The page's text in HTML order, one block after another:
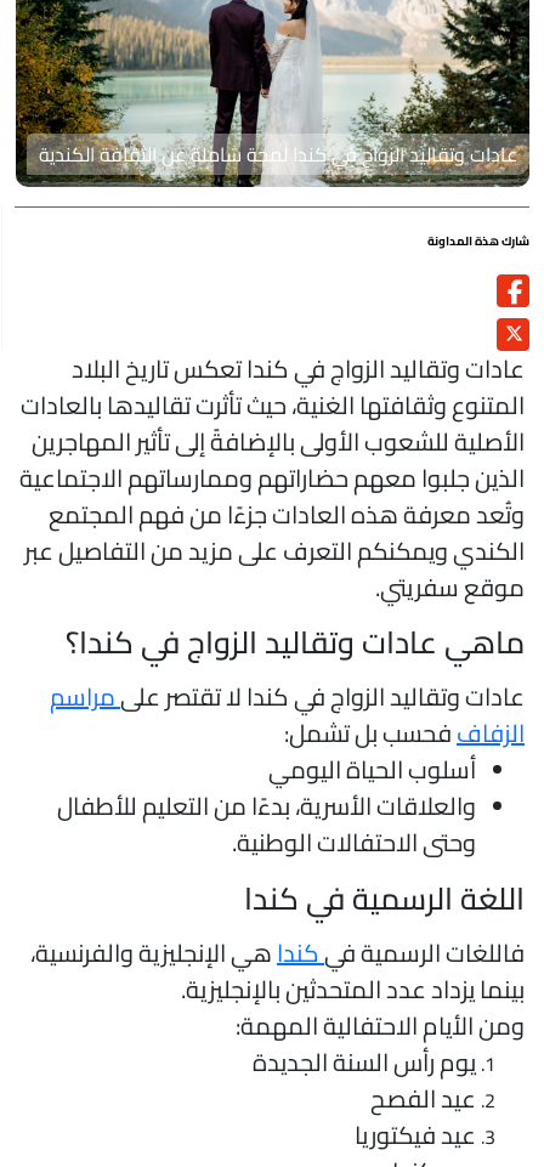
عادات وتقاليد الزواج في كندا لمحة شاملة عن الثقافة الكندية
هذة المداونة
وتقاليد الزواج في كندا تعكس تاريخ البلاد
وثقافتها الغنية، حيث تأثرت تقاليدها بالعادات
للشعوب الأولى بالإضافةً إلى تأثير المهاجرين
جلبوا معهم حضاراتهم وممارساتهم الاجتماعية
معرفة هذه العادات جزءًا من فهم المجتمع
ويمكنكم التعرف على مزيد من التفاصيل عبر
سفريتي.
عادات وتقاليد الزواج في كندا؟
وتقاليد الزواج في كندا لا تقتصر علىمراسم
فحسب بل تشمل:
أسلوب الحياة اليومي
والعلاقات الأسرية، بدءًا من التعليم للأطفال
وحتى الاحتفالات الوطنية.
الرسمية في كندا
الرسمية فيكنداهي الإنجليزية والفرنسية،
يزداد عدد المتحدثين بالإنجليزية.
الأيام الاحتفالية المهمة:
يوم رأس السنة الجديدة
عيد الفصح
عيد فيكتوريا